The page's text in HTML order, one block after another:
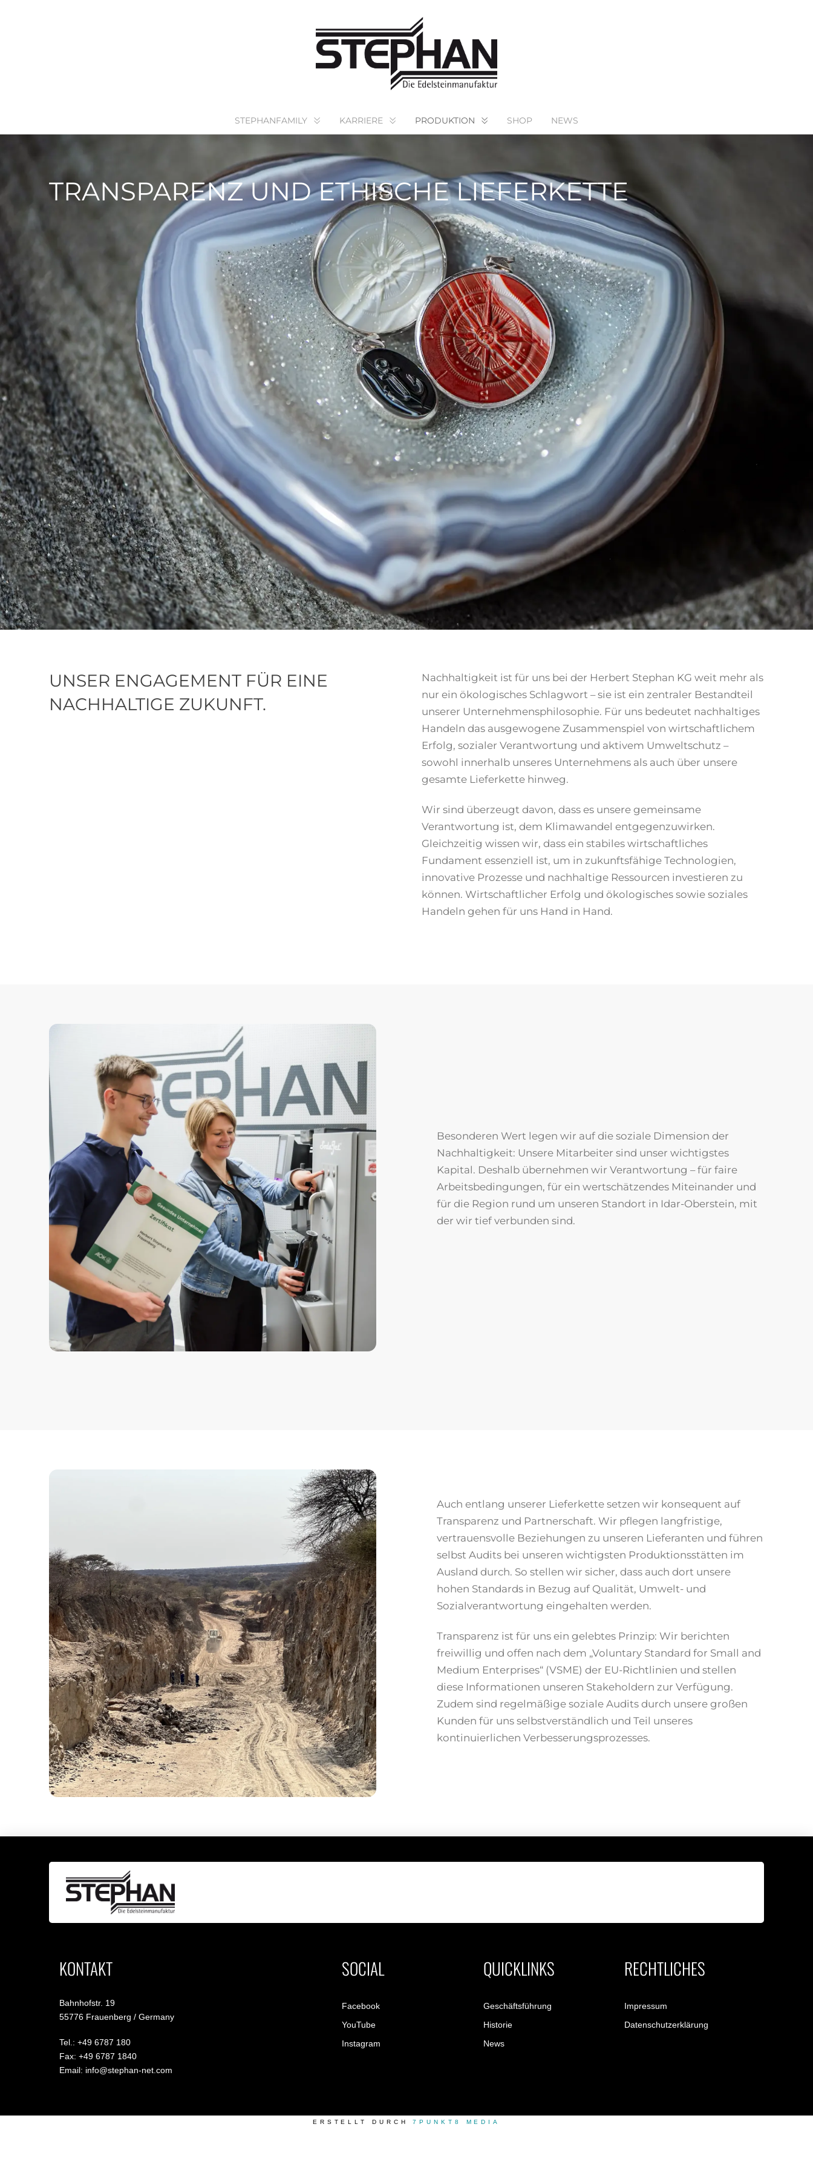
STEPHANFAMILY KARRIERE PRODUKTION SHOP NEWS
TRANSPARENZ UND ETHISCHE LIEFERKETTE
UNSER ENGAGEMENT FÜR EINE
NACHHALTIGE ZUKUNFT.
Nachhaltigkeit ist für uns bei der Herbert Stephan KG weit mehr als
nur ein ökologisches Schlagwort – sie ist ein zentraler Bestandteil
unserer Unternehmensphilosophie. Für uns bedeutet nachhaltiges
Handeln das ausgewogene Zusammenspiel von wirtschaftlichem
Erfolg, sozialer Verantwortung und aktivem Umweltschutz –
sowohl innerhalb unseres Unternehmens als auch über unsere
gesamte Lieferkette hinweg.
Wir sind überzeugt davon, dass es unsere gemeinsame
Verantwortung ist, dem Klimawandel entgegenzuwirken.
Gleichzeitig wissen wir, dass ein stabiles wirtschaftliches
Fundament essenziell ist, um in zukunftsfähige Technologien,
innovative Prozesse und nachhaltige Ressourcen investieren zu
können. Wirtschaftlicher Erfolg und ökologisches sowie soziales
Handeln gehen für uns Hand in Hand.
Besonderen Wert legen wir auf die soziale Dimension der
Nachhaltigkeit: Unsere Mitarbeiter sind unser wichtigstes
Kapital. Deshalb übernehmen wir Verantwortung – für faire
Arbeitsbedingungen, für ein wertschätzendes Miteinander und
für die Region rund um unseren Standort in Idar-Oberstein, mit
der wir tief verbunden sind.
Auch entlang unserer Lieferkette setzen wir konsequent auf
Transparenz und Partnerschaft. Wir pflegen langfristige,
vertrauensvolle Beziehungen zu unseren Lieferanten und führen
selbst Audits bei unseren wichtigsten Produktionsstätten im
Ausland durch. So stellen wir sicher, dass auch dort unsere
hohen Standards in Bezug auf Qualität, Umwelt- und
Sozialverantwortung eingehalten werden.
Transparenz ist für uns ein gelebtes Prinzip: Wir berichten
freiwillig und offen nach dem „Voluntary Standard for Small and
Medium Enterprises“ (VSME) der EU-Richtlinien und stellen
diese Informationen unseren Stakeholdern zur Verfügung.
Zudem sind regelmäßige soziale Audits durch unsere großen
Kunden für uns selbstverständlich und Teil unseres
kontinuierlichen Verbesserungsprozesses.
KONTAKT
Bahnhofstr. 19
55776 Frauenberg / Germany
Tel.: +49 6787 180
Fax: +49 6787 1840
Email: info@stephan-net.com
SOCIAL
Facebook
YouTube
Instagram
QUICKLINKS
Geschäftsführung
Historie
News
RECHTLICHES
Impressum
Datenschutzerklärung
ERSTELLT DURCH7PUNKT8 MEDIA